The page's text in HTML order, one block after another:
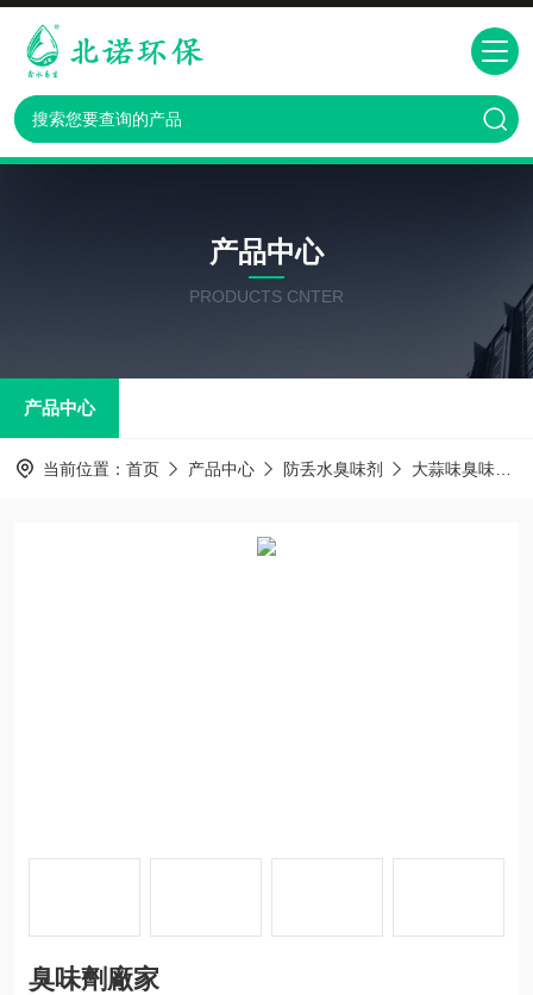
产品中心
PRODUCTS CNTER
产品中心
当前位置： 首页 产品中心 防丢水臭味剂 大蒜味臭味剂
臭味劑廠家